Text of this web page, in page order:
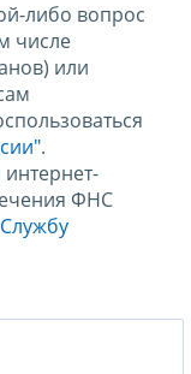
либо вопрос
числе
или
.
ФНС